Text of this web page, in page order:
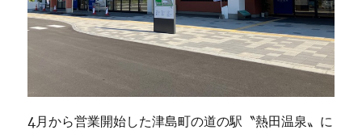
4月から営業開始した津島町の道の駅〝熱田温泉〟に